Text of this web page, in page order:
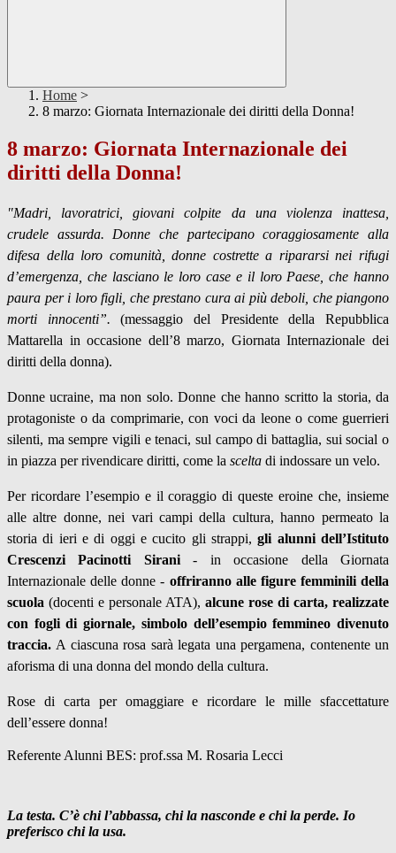
Home >
8 marzo: Giornata Internazionale dei diritti della Donna!
8 marzo: Giornata Internazionale dei
diritti della Donna!
"Madri, lavoratrici, giovani colpite da una violenza inattesa,
crudele assurda. Donne che partecipano coraggiosamente alla
difesa della loro comunità, donne costrette a ripararsi nei rifugi
d’emergenza, che lasciano le loro case e il loro Paese, che hanno
paura per i loro figli, che prestano cura ai più deboli, che piangono
morti innocenti”. (messaggio del Presidente della Repubblica
Mattarella in occasione dell’8 marzo, Giornata Internazionale dei
diritti della donna).
Donne ucraine, ma non solo. Donne che hanno scritto la storia, da
protagoniste o da comprimarie, con voci da leone o come guerrieri
silenti, ma sempre vigili e tenaci, sul campo di battaglia, sui social o
in piazza per rivendicare diritti, come la scelta di indossare un velo.
Per ricordare l’esempio e il coraggio di queste eroine che, insieme
alle altre donne, nei vari campi della cultura, hanno permeato la
storia di ieri e di oggi e cucito gli strappi,gli alunni dell’Istituto
Crescenzi Pacinotti Sirani- in occasione della Giornata
Internazionale delle donne - offriranno alle figure femminili della
scuola (docenti e personale ATA), alcune rose di carta, realizzate
con fogli di giornale, simbolo dell’esempio femmineo divenuto
traccia. A ciascuna rosa sarà legata una pergamena, contenente un
aforisma di una donna del mondo della cultura.
Rose di carta per omaggiare e ricordare le mille sfaccettature
dell’essere donna!
Referente Alunni BES: prof.ssa M. Rosaria Lecci
La testa. C’è chi l’abbassa, chi la nasconde e chi la perde. Io
preferisco chi la usa.